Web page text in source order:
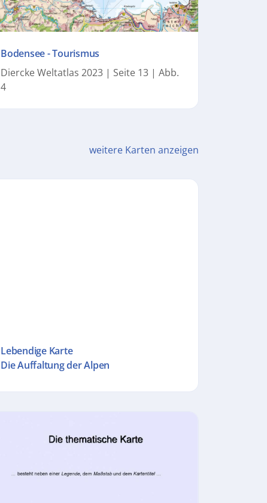
Bodensee - Tourismus
Diercke Weltatlas 2023 | Seite 13 | Abb.
4
weitere Karten anzeigen
Lebendige Karte
Die Auffaltung der Alpen